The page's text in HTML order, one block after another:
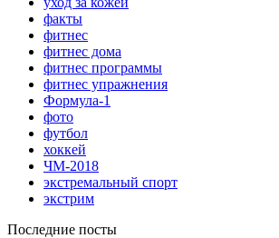
факты
фитнес
фитнес дома
фитнес программы
фитнес упражнения
Формула-1
фото
футбол
хоккей
ЧМ-2018
экстремальный спорт
экстрим
Последние посты